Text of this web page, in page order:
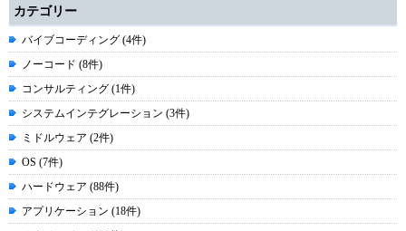
カテゴリー
バイブコーディング (4件)
ノーコード (8件)
コンサルティング (1件)
システムインテグレーション (3件)
ミドルウェア (2件)
OS (7件)
ハードウェア (88件)
アプリケーション (18件)